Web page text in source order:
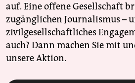
auf. Eine offene Gesellschaft
zugänglichen Journalismus –
zivilgesellschaftliches
auch? Dann machen Sie mit
unsere Aktion.